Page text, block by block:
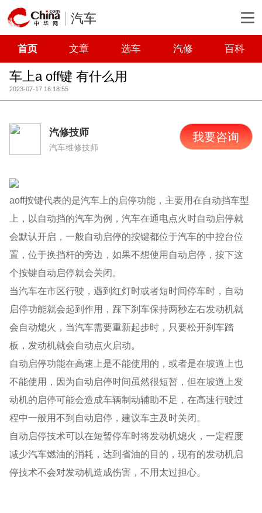
汽车
首页 文章 选车 汽修 百科
车上a off键 有什么用
2023-07-17 16:18:55
汽修技师
汽车维修技师
我要咨询
aoff按键代表的是汽车上的启停功能，主要用在自动挡车型
上，以自动挡的汽车为例，汽车在通电点火时自动启停就
会默认开启，一般自动启停的按键都位于汽车的中控台位
置，位于换挡杆的旁边，如果不想使用自动启停，按下这
个按键自动启停就会关闭。
当汽车在市区行驶，遇到红灯时或者短时间停车时，自动
启停功能就会起到作用，踩下刹车保持两秒左右发动机就
会自动熄火，当汽车需要重新起步时，只要松开刹车踏
板，发动机就会自动点火启动。
自动启停功能在高速上是不能使用的，或者是在坡道上也
不能使用，因为自动启停时间虽然很短暂，但在坡道上发
动机的启停可能会造成车辆制动辅助不足，在高速行驶过
程中一般用不到自动启停，建议车主及时关闭。
自动启停技术可以在短暂停车时将发动机熄火，一定程度
减少汽车燃油的消耗，达到省油的目的，现有的发动机启
停技术不会对发动机造成伤害，不用太过担心。